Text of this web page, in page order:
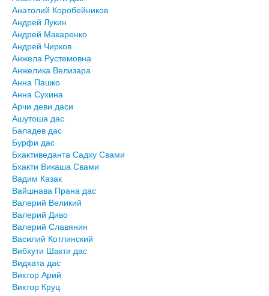
Анатолий Коробейников
Андрей Лукин
Андрей Макаренко
Андрей Чирков
Анжела Рустемовна
Анжелика Велизара
Анна Пашко
Анна Сухина
Арчи деви даси
Ашутоша дас
Баладев дас
Бурфи дас
Бхактиведанта Садху Свами
Бхакти Викаша Свами
Вадим Казак
Вайшнава Прана дас
Валерий Великий
Валерий Диво
Валерий Славянин
Василий Котлинский
Вибхути Шакти дас
Видхата дас
Виктор Арий
Виктор Круц